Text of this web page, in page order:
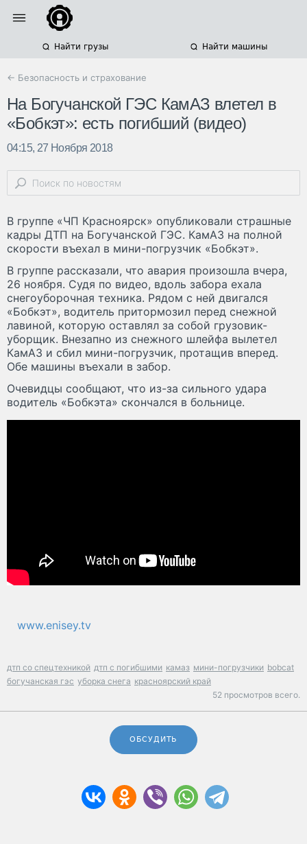
Найти грузы Найти машины
← Безопасность и страхование
На Богучанской ГЭС КамАЗ влетел в
«Бобкэт»: есть погибший (видео)
04:15, 27 Ноября 2018
В группе «ЧП Красноярск» опубликовали страшные
кадры ДТП на Богучанской ГЭС. КамАЗ на полной
скорости въехал в мини-погрузчик «Бобкэт».
В группе рассказали, что авария произошла вчера,
26 ноября. Судя по видео, вдоль забора ехала
снегоуборочная техника. Рядом с ней двигался
«Бобкэт», водитель притормозил перед снежной
лавиной, которую оставлял за собой грузовик-
уборщик. Внезапно из снежного шлейфа вылетел
КамАЗ и сбил мини-погрузчик, протащив вперед.
Обе машины въехали в забор.
Очевидцы сообщают, что из-за сильного удара
водитель «Бобкэта» скончался в больнице.
www.enisey.tv
дтп со спецтехникой дтп с погибшими камаз мини-погрузчики bobcat
богучанская гэс уборка снега красноярский край
52 просмотров всего.
ОБСУДИТЬ